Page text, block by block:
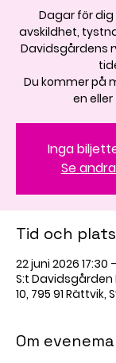
Dagar för
avskildhet,
Davidsgårdens
Du kommer på
en
Inga
Se
Tid och plats
22 juni 2026 17:30
S:t
10, 795 91 Rättvik,
Om